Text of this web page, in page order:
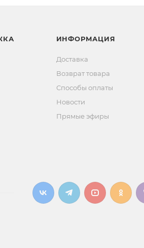
ИНФОРМАЦИЯ
Доставка
Возврат товара
Способы оплаты
Новости
Прямые эфиры